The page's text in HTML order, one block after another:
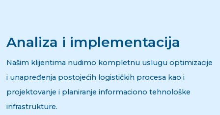
Analiza i implementacija
Našim klijentima nudimo kompletnu uslugu optimizacije
i unapređenja postojećih logističkih procesa kao i
projektovanje i planiranje informaciono tehnološke
infrastrukture.